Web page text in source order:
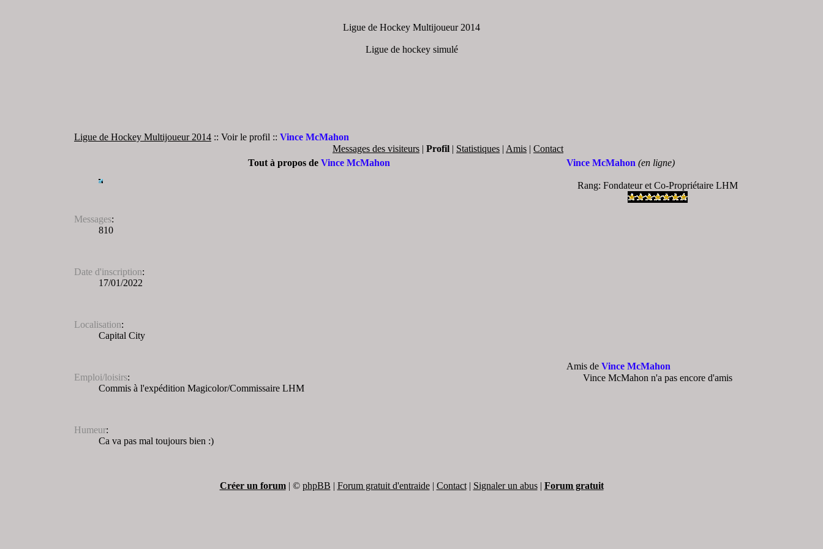
Ligue de Hockey Multijoueur 2014
Ligue de hockey simulé
Ligue de Hockey Multijoueur 2014 :: Voir le profil :: Vince McMahon
Messages des visiteurs | Profil | Statistiques | Amis | Contact
Tout à propos de Vince McMahon
Messages:
810
Date d'inscription:
17/01/2022
Localisation:
Capital City
Emploi/loisirs:
Commis à l'expédition Magicolor/Commissaire LHM
Humeur:
Ca va pas mal toujours bien :)
Vince McMahon (en ligne)
Rang: Fondateur et Co-Propriétaire LHM
Amis de Vince McMahon
Vince McMahon n'a pas encore d'amis
Créer un forum| © phpBB | Forum gratuit d'entraide| Contact| Signaler un abus| Forum gratuit